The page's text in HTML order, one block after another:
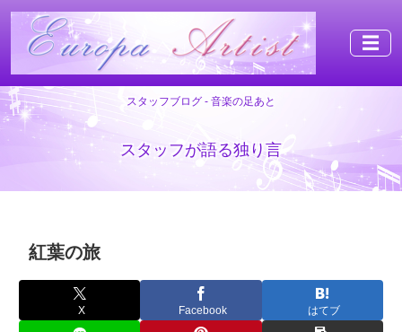
☰
スタッフブログ - 音楽の足あと
スタッフが語る独り言
紅葉の旅
X Facebook はてブ